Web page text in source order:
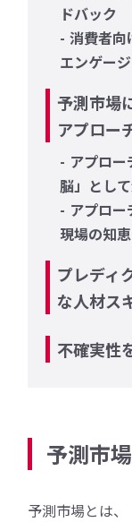
ドバック
消費者向
エンゲー
予測市場
アプロー
アプロ
脳」とし
アプロー
現場の知
プレディ
な人材ス
不確実性
予測市
予測市場とは